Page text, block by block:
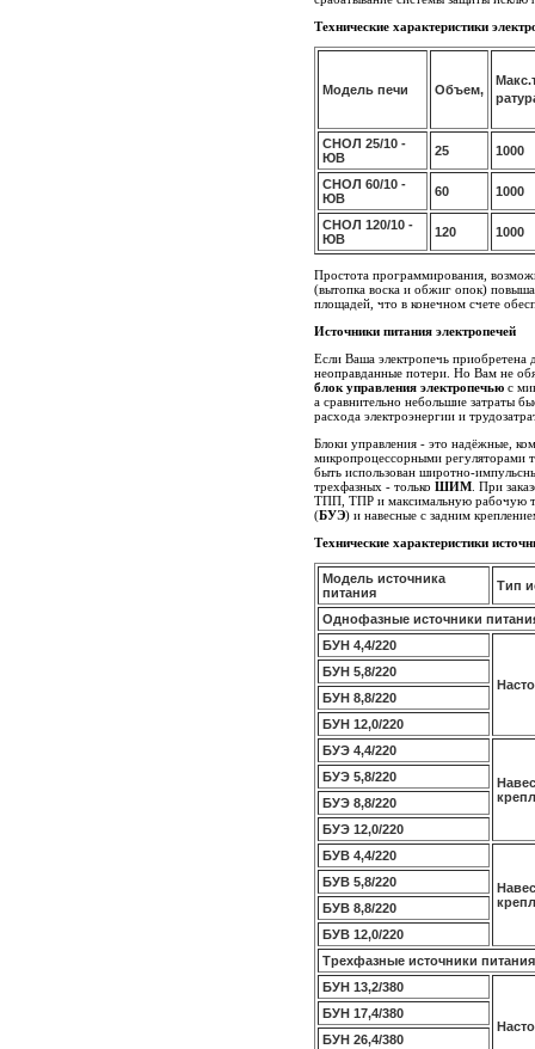
Технические характеристики
Модель печи Объем,
СНОЛ 25/10 -
ЮВ
25 1000
СНОЛ 60/10 -
ЮВ
60 1000
СНОЛ 120/10 -
ЮВ
120 1000
Простота программирования,
(вытопка воска и обжиг опок)
площадей, что в конечном счете
Источники питания электропечей
Если Ваша электропечь приобретена
неоправданные потери. Но Вам не
блок управления электропечью с
а сравнительно небольшие затраты
расхода электроэнергии и
Блоки управления - это надёжные,
микропроцессорными регуляторами
быть использован широтно-
трехфазных - только ШИМ . При
ТПП, ТПР и максимальную рабочую
(БУЭ) и навесные с задним
Технические характеристики
Модель источника
питания
Тип
Однофазные источники
БУН 4,4/220
БУН 5,8/220
БУН 8,8/220
БУН 12,0/220
БУЭ 4,4/220
БУЭ 5,8/220
БУЭ 8,8/220
БУЭ 12,0/220
БУВ 4,4/220
БУВ 5,8/220
БУВ 8,8/220
БУВ 12,0/220
Трехфазные источники питания
БУН 13,2/380
БУН 17,4/380
БУН 26,4/380